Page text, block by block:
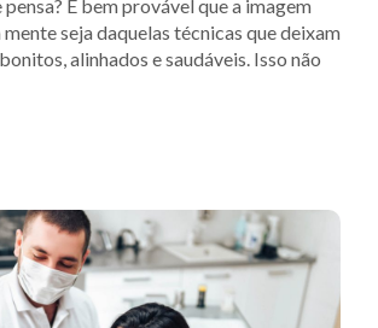
É bem provável que a imagem
mente seja daquelas técnicas que deixam
alinhados e saudáveis. Isso não